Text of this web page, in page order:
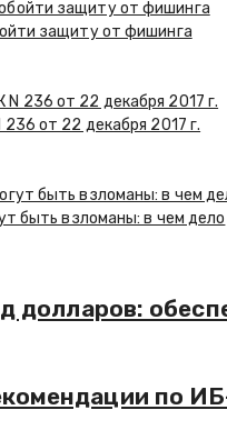
защиту от фишинга
от 22 декабря 2017 г.
быть взломаны: в чем дело
долларов:
по ИБ-